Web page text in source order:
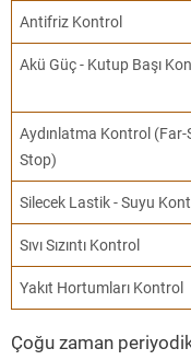
Antifriz Kontrol
Akü Güç - Kutup Başı
Aydınlatma Kontrol (Far-
Stop)
Silecek Lastik - Suyu
Sıvı Sızıntı Kontrol
Yakıt Hortumları Kontrol
Çoğu zaman